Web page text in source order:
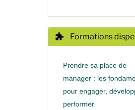
Formations
Prendre sa place de
manager : les
pour engager,
performer